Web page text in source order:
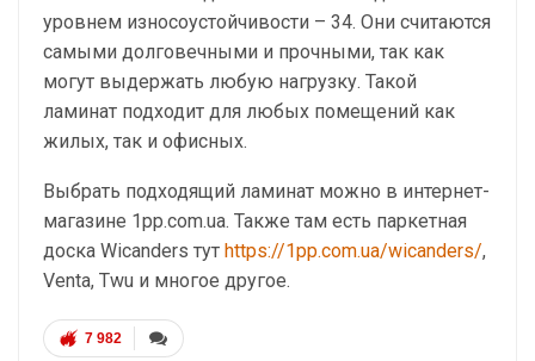
уровнем износоустойчивости – 34. Они считаются
самыми долговечными и прочными, так как
могут выдержать любую нагрузку. Такой
ламинат подходит для любых помещений как
жилых, так и офисных.
Выбрать подходящий ламинат можно в интернет-
магазине 1pp.com.ua. Также там есть паркетная
доска Wicanders тут https://1pp.com.ua/wicanders/,
Venta, Twu и многое другое.
7 982